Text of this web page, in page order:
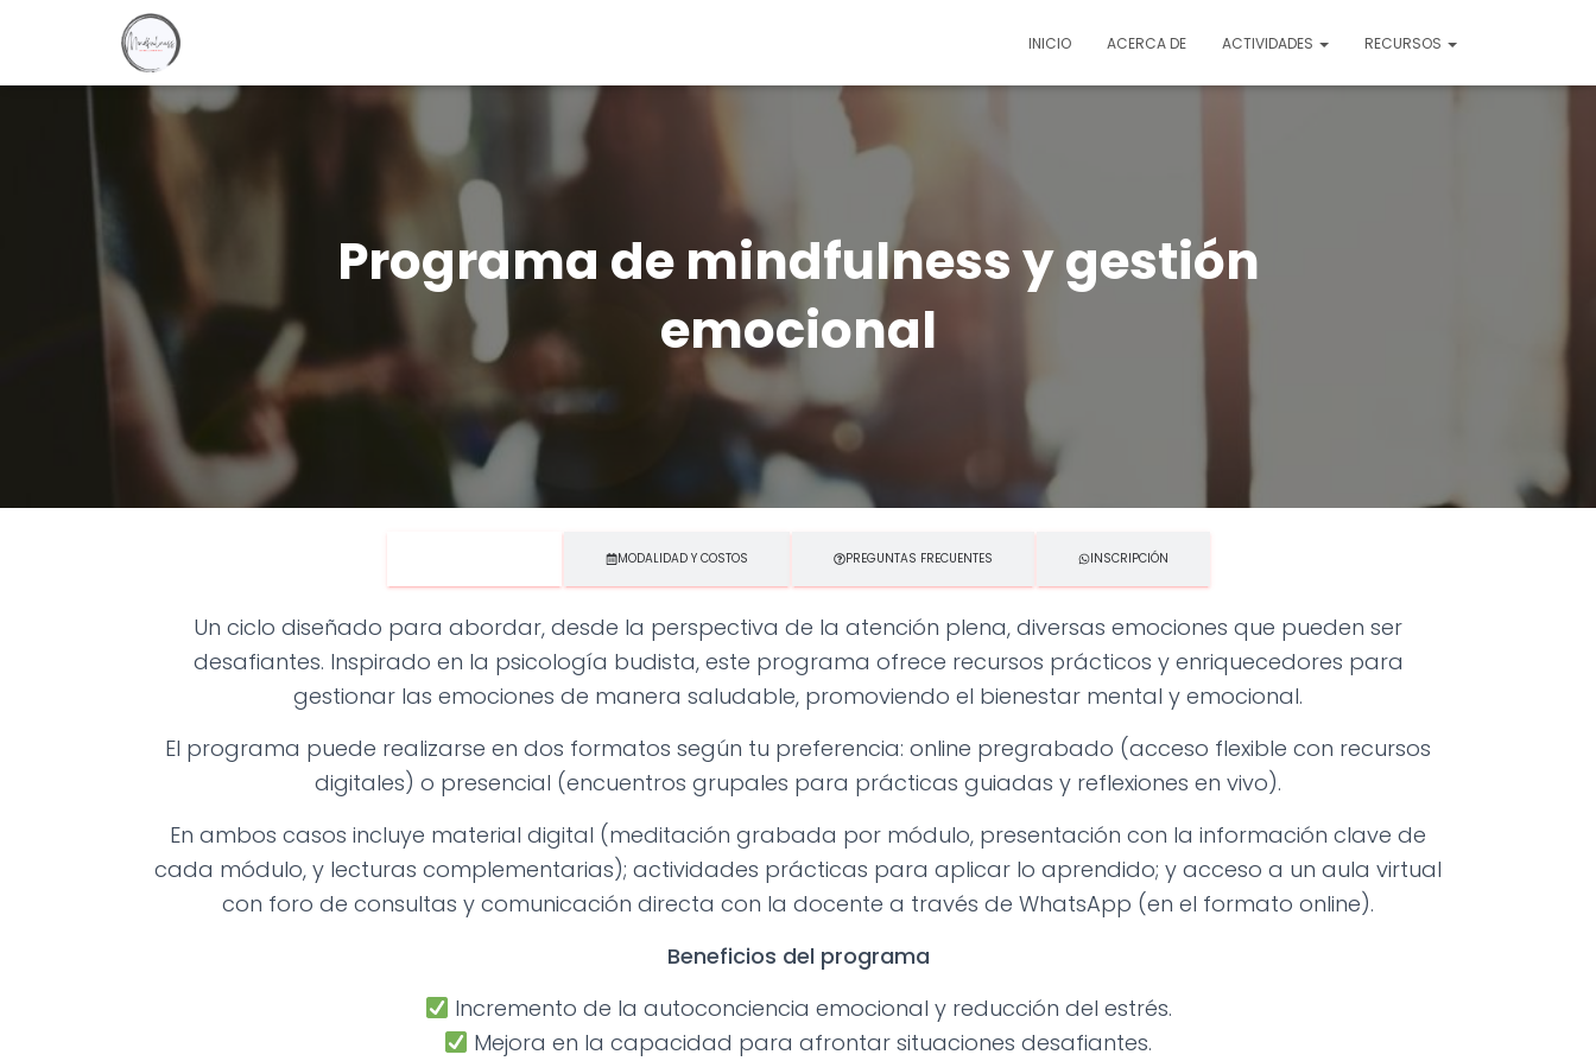
INICIO ACERCA DE ACTIVIDADES RECURSOS
Programa de mindfulness y gestión
emocional
MODALIDAD Y COSTOS PREGUNTAS FRECUENTES INSCRIPCIÓN
Un ciclo diseñado para abordar, desde la perspectiva de la atención plena, diversas emociones que pueden ser
desafiantes. Inspirado en la psicología budista, este programa ofrece recursos prácticos y enriquecedores para
gestionar las emociones de manera saludable, promoviendo el bienestar mental y emocional.
El programa puede realizarse en dos formatos según tu preferencia: online pregrabado (acceso flexible con recursos
digitales) o presencial (encuentros grupales para prácticas guiadas y reflexiones en vivo).
En ambos casos incluye material digital (meditación grabada por módulo, presentación con la información clave de
cada módulo, y lecturas complementarias); actividades prácticas para aplicar lo aprendido; y acceso a un aula virtual
con foro de consultas y comunicación directa con la docente a través de WhatsApp (en el formato online).
Beneficios del programa
Incremento de la autoconciencia emocional y reducción del estrés.
Mejora en la capacidad para afrontar situaciones desafiantes.